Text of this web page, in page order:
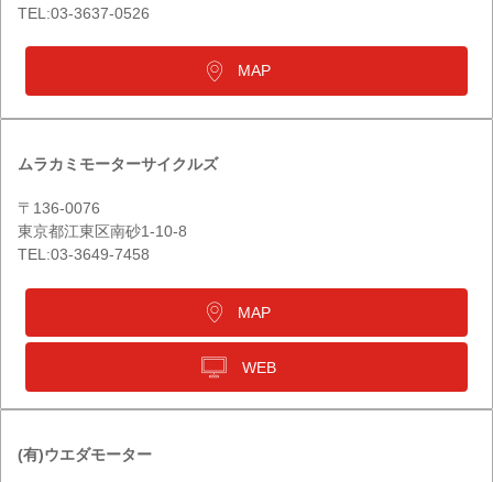
TEL:03-3637-0526
MAP
ムラカミモーターサイクルズ
〒136-0076
東京都江東区南砂1-10-8
TEL:03-3649-7458
MAP
WEB
(有)ウエダモーター